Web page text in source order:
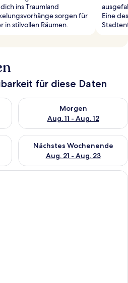
ins Traumland
sorgen für
stilvollen Räumen.
Eine
für diese Daten
heute Nacht, Aug. 10 - Aug.
Morgen
Aug. 11 - Aug. 12
Überprüfe die Verfügbarkeit
für dieses Wochenende, Aug. 14
Nächstes Wochenende
Aug. 21 - Aug. 23
Überprüfe die Verfügbarkeit
Ein Hotelzimmer mit einem großen